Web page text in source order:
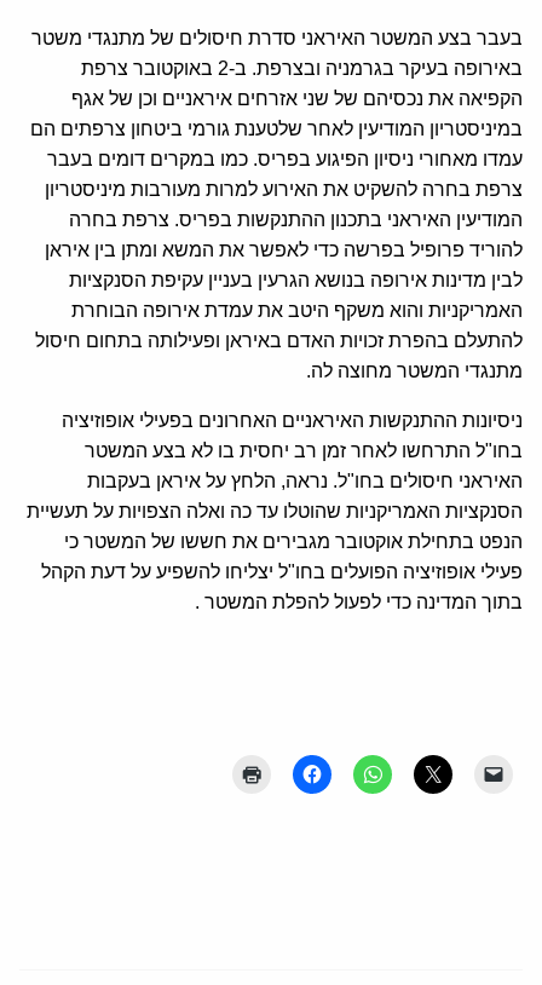
בעבר בצע המשטר האיראני סדרת חיסולים של מתנגדי משטר
באירופה בעיקר בגרמניה ובצרפת. ב-2 באוקטובר צרפת
הקפיאה את נכסיהם של שני אזרחים איראניים וכן של אגף
במיניסטריון המודיעין לאחר שלטענת גורמי ביטחון צרפתים הם
עמדו מאחורי ניסיון הפיגוע בפריס. כמו במקרים דומים בעבר
צרפת בחרה להשקיט את האירוע למרות מעורבות מיניסטריון
המודיעין האיראני בתכנון ההתנקשות בפריס. צרפת בחרה
להוריד פרופיל בפרשה כדי לאפשר את המשא ומתן בין איראן
לבין מדינות אירופה בנושא הגרעין בעניין עקיפת הסנקציות
האמריקניות והוא משקף היטב את עמדת אירופה הבוחרת
להתעלם בהפרת זכויות האדם באיראן ופעילותה בתחום חיסול
מתנגדי המשטר מחוצה לה.
ניסיונות ההתנקשות האיראניים האחרונים בפעילי אופוזיציה
בחו"ל התרחשו לאחר זמן רב יחסית בו לא בצע המשטר
האיראני חיסולים בחו"ל. נראה, הלחץ על איראן בעקבות
הסנקציות האמריקניות שהוטלו עד כה ואלה הצפויות על תעשיית
הנפט בתחילת אוקטובר מגבירים את חששו של המשטר כי
פעילי אופוזיציה הפועלים בחו"ל יצליחו להשפיע על דעת הקהל
בתוך המדינה כדי לפעול להפלת המשטר .